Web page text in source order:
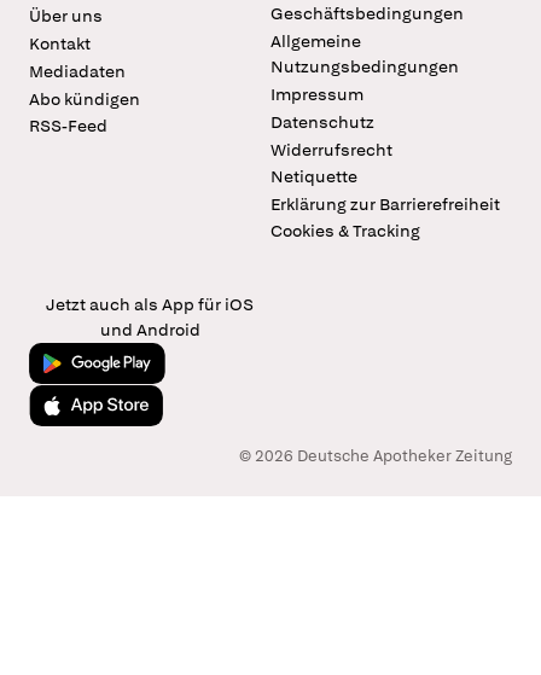
Über uns
Kontakt
Mediadaten
Abo kündigen
RSS-Feed
Geschäftsbedingungen
Allgemeine
Nutzungsbedingungen
Impressum
Datenschutz
Widerrufsrecht
Netiquette
Erklärung zur Barrierefreiheit
Cookies & Tracking
Jetzt auch als App für iOS
und Android
Jetzt bei Google Play
Laden im App Store
© 2026 Deutsche Apotheker Zeitung